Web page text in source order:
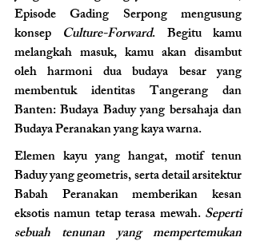
Episode Gading Serpong mengusung
konsep Culture-Forward. Begitu kamu
melangkah masuk, kamu akan disambut
oleh harmoni dua budaya besar yang
membentuk identitas Tangerang dan
Banten: Budaya Baduy yang bersahaja dan
Budaya Peranakan yang kaya warna.
Elemen kayu yang hangat, motif tenun
Baduy yang geometris, serta detail arsitektur
Babah Peranakan memberikan kesan
eksotis namun tetap terasa mewah. Seperti
sebuah tenunan yang mempertemukan